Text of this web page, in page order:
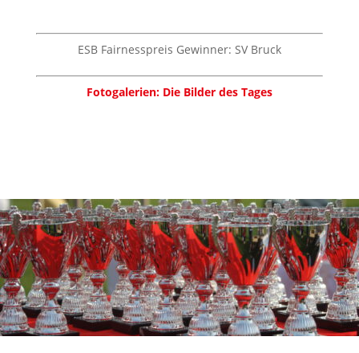
ESB Fairnesspreis Gewinner: SV Bruck
Fotogalerien: Die Bilder des Tages